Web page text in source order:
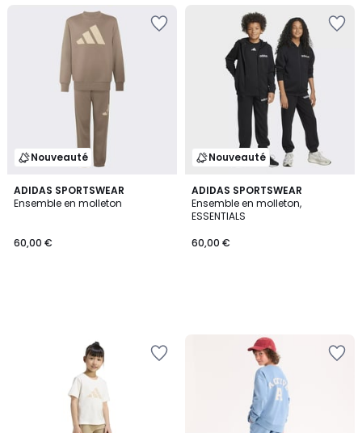
Nouveauté
ADIDAS SPORTSWEAR
Ensemble en molleton
60,00 €
Nouveauté
ADIDAS SPORTSWEAR
Ensemble en molleton,
ESSENTIALS
60,00 €